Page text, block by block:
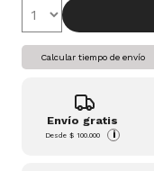
Calcular tiempo de envío
Envío gratis
Desde$ 100.000 i